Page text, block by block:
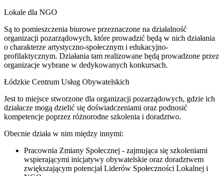
Lokale dla NGO
Są to pomieszczenia biurowe przeznaczone na działalność
organizacji pozarządowych, które prowadzić będą w nich działania
o charakterze artystyczno-społecznym i edukacyjno-
profilaktycznym. Działania tam realizowane będą prowadzone przez
organizacje wybrane w dedykowanych konkursach.
Łódzkie Centrum Usług Obywatelskich
Jest to miejsce stworzone dla organizacji pozarządowych, gdzie ich
działacze mogą dzielić się doświadczeniami oraz podnosić
kompetencje poprzez różnorodne szkolenia i doradztwo.
Obecnie działa w nim między innymi:
Pracownia Zmiany Społecznej - zajmująca się szkoleniami
wspierającymi inicjatywy obywatelskie oraz doradztwem
zwiększającym potencjał Liderów Społeczności Lokalnej i